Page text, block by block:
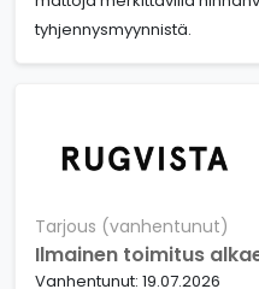
tyhjennysmyynnistä.
Tarjous (vanhentunut)
Ilmainen toimitus
Vanhentunut: 19.07.2026